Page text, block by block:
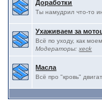
Доработки
Ты намудрил что-то
Ухаживаем за
Всё по уходу, как
Модераторы: xeck
Масла
Всё про "кровь"